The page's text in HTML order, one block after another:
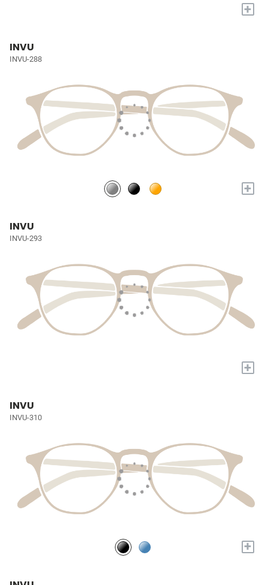
+
INVU
INVU-288
+
INVU
INVU-293
+
INVU
INVU-310
+